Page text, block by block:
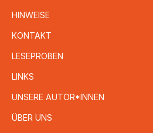
HINWEISE
KONTAKT
LESEPROBEN
LINKS
UNSERE AUTOR*INNEN
ÜBER UNS